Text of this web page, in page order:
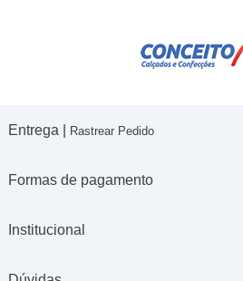
Entrega | Rastrear Pedido
Formas de pagamento
Institucional